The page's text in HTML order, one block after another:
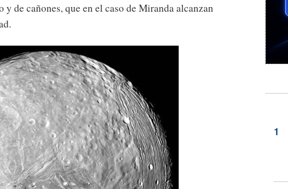
y de cañones, que en el caso de Miranda alcanzan